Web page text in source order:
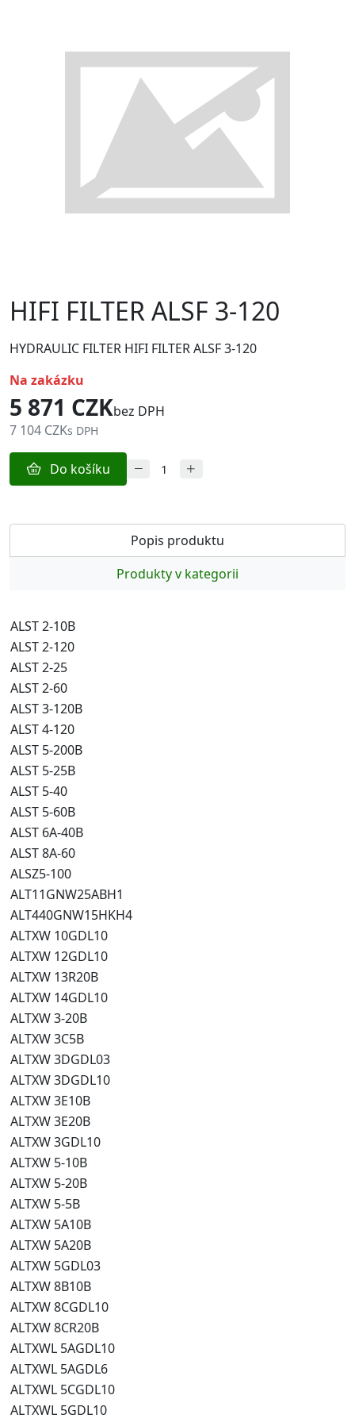
HIFI FILTER ALSF 3-120
HYDRAULIC FILTER HIFI FILTER ALSF 3-120
na zakázku
5 871 CZKbez DPH
7 104 CZKs DPH
Do košíku
Popis produktu
Produkty v kategorii
ALST 2-10B
ALST 2-120
ALST 2-25
ALST 2-60
ALST 3-120B
ALST 4-120
ALST 5-200B
ALST 5-25B
ALST 5-40
ALST 5-60B
ALST 6A-40B
ALST 8A-60
ALSZ5-100
ALT11GNW25ABH1
ALT440GNW15HKH4
ALTXW 10GDL10
ALTXW 12GDL10
ALTXW 13R20B
ALTXW 14GDL10
ALTXW 3-20B
ALTXW 3C5B
ALTXW 3DGDL03
ALTXW 3DGDL10
ALTXW 3E10B
ALTXW 3E20B
ALTXW 3GDL10
ALTXW 5-10B
ALTXW 5-20B
ALTXW 5-5B
ALTXW 5A10B
ALTXW 5A20B
ALTXW 5GDL03
ALTXW 8B10B
ALTXW 8CGDL10
ALTXW 8CR20B
ALTXWL 5AGDL10
ALTXWL 5AGDL6
ALTXWL 5CGDL10
ALTXWL 5GDL10